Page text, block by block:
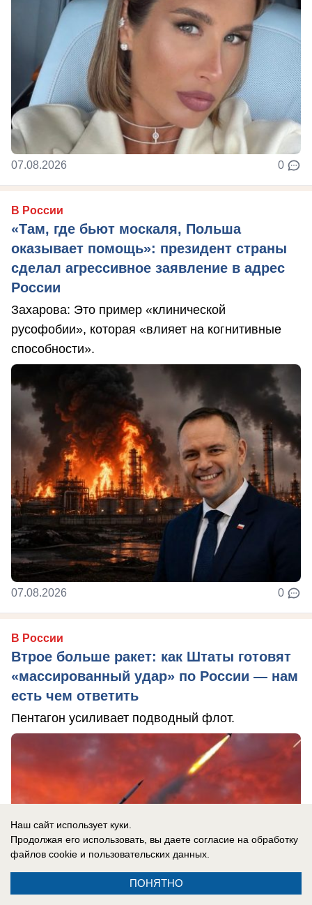
07.08.2026 0
В России
«Там, где бьют москаля, Польша
оказывает помощь»: президент страны
сделал агрессивное заявление в адрес
России
Захарова: Это пример «клинической
русофобии», которая «влияет на когнитивные
способности».
07.08.2026 0
В России
Втрое больше ракет: как Штаты готовят
«массированный удар» по России — нам
есть чем ответить
Пентагон усиливает подводный флот.
Наш сайт использует куки.
Продолжая его использовать, вы даете согласие на обработку
файлов cookie и пользовательских данных.
ПОНЯТНО